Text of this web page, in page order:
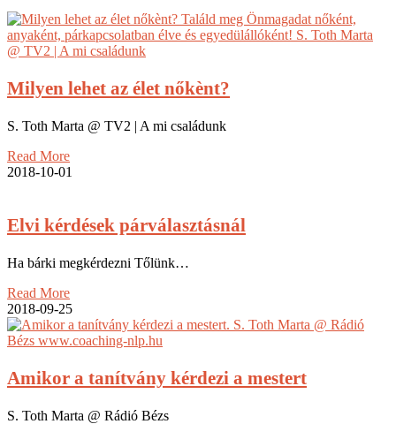
Milyen lehet az élet nőkènt?
S. Toth Marta @ TV2 | A mi családunk
Read More
2018-10-01
Elvi kérdések párválasztásnál
Ha bárki megkérdezni Tőlünk…
Read More
2018-09-25
Amikor a tanítvány kérdezi a mestert
S. Toth Marta @ Rádió Bézs